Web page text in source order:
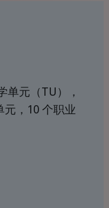
单元（TU），
元，10 个职业